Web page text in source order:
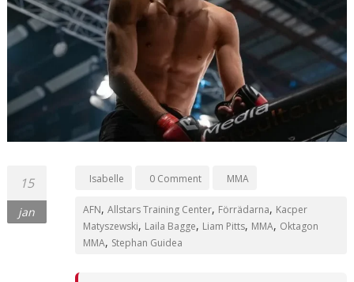
15
jan
Isabelle 0 Comment MMA
AFN, Allstars Training Center, Förrädarna, Kacper
Matyszewski, Laila Bagge, Liam Pitts, MMA, Oktagon
MMA, Stephan Guidea